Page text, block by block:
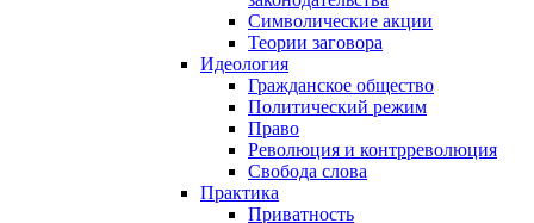
Символические акции
Теории заговора
Идеология
Гражданское общество
Политический режим
Право
Революция и контрреволюция
Свобода слова
Практика
Приватность